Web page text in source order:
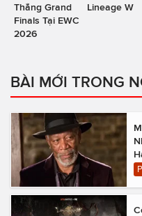
Thẳng Grand
Finals Tại EWC
2026
Lineage W
BÀI MỚI TRONG